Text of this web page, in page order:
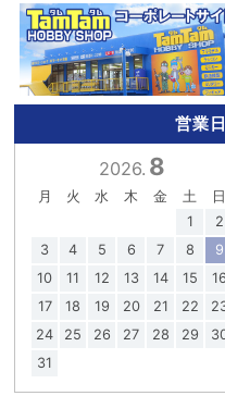
営業
2026. 8
月 火 水 木 金 土
日
1
2
3
4 5 6 7 8
9
10
11 12 13 14 15
16
17
18 19 20 21 22
24
25 26 27 28 29
31